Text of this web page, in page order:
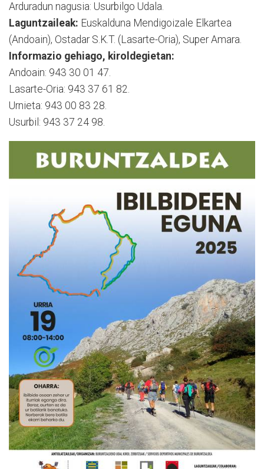
Arduradun nagusia: Usurbilgo Udala.
Laguntzaileak: Euskalduna Mendigoizale Elkartea
(Andoain), Ostadar S.K.T. (Lasarte-Oria), Super Amara.
Informazio gehiago, kiroldegietan:
Andoain: 943 30 01 47.
Lasarte-Oria: 943 37 61 82.
Urnieta: 943 00 83 28.
Usurbil: 943 37 24 98.